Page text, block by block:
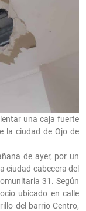
una caja fuerte
la ciudad de Ojo de
de ayer, por un
ciudad cabecera del
31. Según
ubicado en calle
del barrio Centro,